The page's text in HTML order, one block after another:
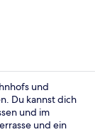
und
Du kannst dich
und im
und ein